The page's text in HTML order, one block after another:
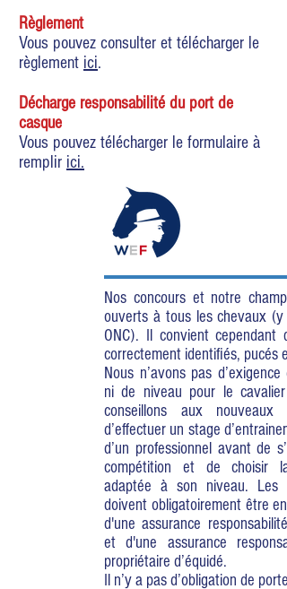
Règlement
Vous pouvez consulter et télécharger le
règlement ici.
Décharge responsabilité du port de
casque
Vous pouvez télécharger le formulaire à
remplir ici.
Nos concours et notre
ouverts à tous les chevaux (y
ONC). Il convient cependant
correctement identifiés, pucés
Nous n’avons pas d’exigence
ni de niveau pour le cavalier
conseillons aux nouveaux
d’effectuer un stage
d’un professionnel avant de
compétition et de choisir la
adaptée à son niveau. Les
doivent obligatoirement être en
d'une assurance responsabilité
et d'une assurance
propriétaire d’équidé.
Il n’y a pas d’obligation de